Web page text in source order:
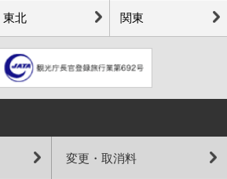
東北 関東
変更・取消料